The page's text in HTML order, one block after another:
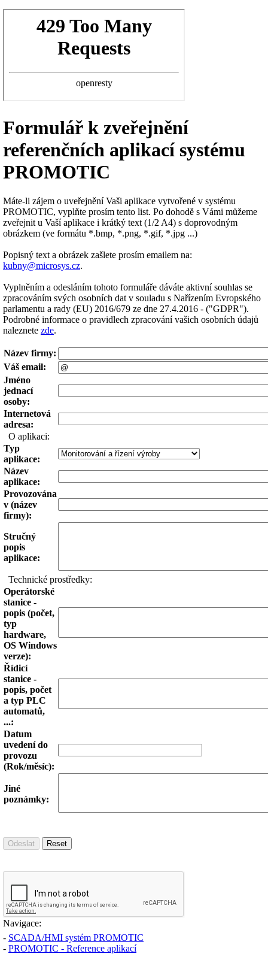
Formulář k zveřejnění
referenčních aplikací systému
PROMOTIC
Máte-li zájem o uveřejnění Vaši aplikace vytvořené v systému
PROMOTIC, vyplňte prosím tento list. Po dohodě s Vámi můžeme
zveřejnit u Vaší aplikace i krátký text (1/2 A4) s doprovodným
obrázkem (ve formátu *.bmp, *.png, *.gif, *.jpg ...)
Popisný text a obrázek zašlete prosím emailem na:
kubny@microsys.cz.
Vyplněním a odesláním tohoto formuláře dáváte aktivní souhlas se
zpracováním svých osobních dat v souladu s Nařízením Evropského
parlamentu a rady (EU) 2016/679 ze dne 27.4.2016 - ("GDPR").
Podrobné informace o pravidlech zpracování vašich osobních údajů
naleznete zde.
Název firmy:
Váš email:
Jméno
jednací
osoby:
Internetová
adresa:
O aplikaci:
Typ
aplikace:
Název
aplikace:
Provozována
v (název
firmy):
Stručný
popis
aplikace:
Technické prostředky:
Operátorské
stanice -
popis (počet,
typ
hardware,
OS Windows
verze):
Řídicí
stanice -
popis, počet
a typ PLC
automatů,
...:
Datum
uvedení do
provozu
(Rok/měsíc):
Jiné
poznámky:
Navigace:
- SCADA/HMI systém PROMOTIC
- PROMOTIC - Reference aplikací